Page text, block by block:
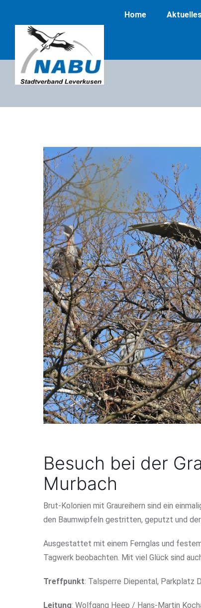
Home
Besuch bei der
Murbach
Brut-Kolonien mit Graureihern sind ein
den Baumwipfeln gestritten, geputzt und
Ausgestattet mit einem Fernglas und
Tagwerk beobachten. Mit viel Glück sind
Treffpunkt: Talsperre Diepental, Parkplatz
Leitung: Wolfgang Heep / Hans-Martin